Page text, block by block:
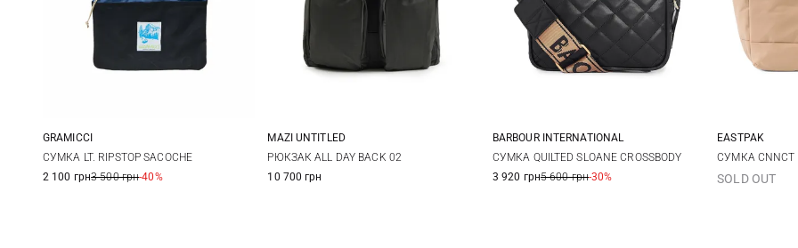
One Size
GRAMICCI
СУМКА LT. RIPSTOP SACOCHE
2 100 грн3 500 грн-40%
One Size
MAZI UNTITLED
РЮКЗАК ALL DAY BACK 02
10 700 грн
One Size
BARBOUR INTERNATIONAL
СУМКА QUILTED SLOANE CROSSBODY
3 920 грн5 600 грн-30%
EASTPAK
СУМКА CNNCT
SOLD OUT